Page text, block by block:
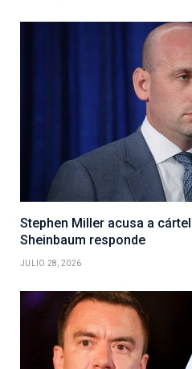
Stephen Miller acusa a
Sheinbaum responde
JULIO 28, 2026